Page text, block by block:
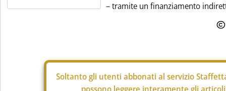
– tramite un finanziamento
Soltanto gli utenti abbonati al servizio